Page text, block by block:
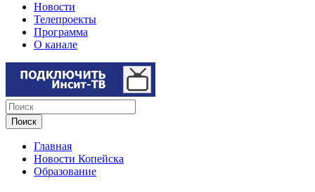
Новости
Телепроекты
Программа
О канале
Главная
Новости Копейска
Образование